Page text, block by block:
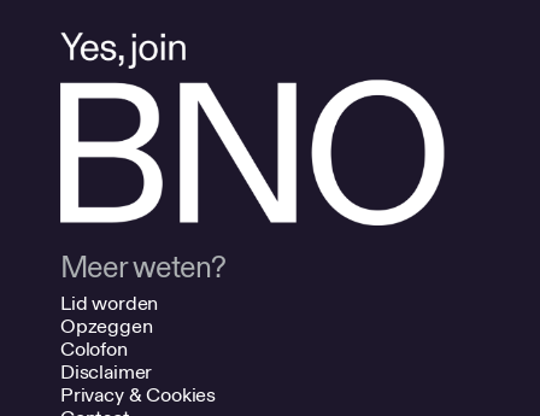
Meer weten?
Lid worden
Opzeggen
Colofon
Disclaimer
Privacy & Cookies